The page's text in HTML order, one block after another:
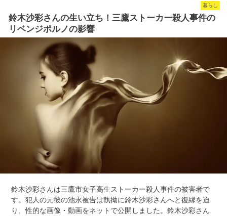
暮らし
鈴木沙彩さんの生い立ち！三鷹ストーカー殺人事件の
リベンジポルノの影響
鈴木沙彩さんは三鷹市女子高生ストーカー殺人事件の被害者で
す。犯人の元彼の池永被告は執拗に鈴木沙彩さんへと復縁を迫
り、性的な画像・動画をネットで公開しました。鈴木沙彩さん